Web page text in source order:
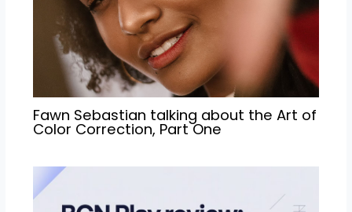
Fawn Sebastian talking about the Art of
Color Correction, Part One